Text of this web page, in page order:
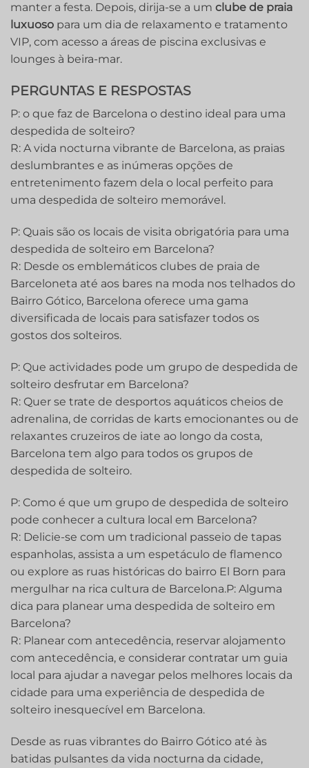
manter a festa. Depois, dirija-se a um clube de praia
luxuoso para um dia de relaxamento e tratamento
VIP, com acesso a áreas de piscina exclusivas e
lounges à beira-mar.
PERGUNTAS E RESPOSTAS
P: o que faz de Barcelona o destino ideal para uma
despedida de solteiro?
R: A vida nocturna vibrante de Barcelona, as praias
deslumbrantes e as inúmeras opções de
entretenimento fazem dela o local perfeito para
uma despedida de solteiro memorável.
P: Quais são os locais de visita obrigatória para uma
despedida de solteiro em Barcelona?
R: Desde os emblemáticos clubes de praia de
Barceloneta até aos bares na moda nos telhados do
Bairro Gótico, Barcelona oferece uma gama
diversificada de locais para satisfazer todos os
gostos dos solteiros.
P: Que actividades pode um grupo de despedida de
solteiro desfrutar em Barcelona?
R: Quer se trate de desportos aquáticos cheios de
adrenalina, de corridas de karts emocionantes ou de
relaxantes cruzeiros de iate ao longo da costa,
Barcelona tem algo para todos os grupos de
despedida de solteiro.
P: Como é que um grupo de despedida de solteiro
pode conhecer a cultura local em Barcelona?
R: Delicie-se com um tradicional passeio de tapas
espanholas, assista a um espetáculo de flamenco
ou explore as ruas históricas do bairro El Born para
mergulhar na rica cultura de Barcelona.P: Alguma
dica para planear uma despedida de solteiro em
Barcelona?
R: Planear com antecedência, reservar alojamento
com antecedência, e considerar ‍contratar um guia
local para ajudar a navegar pelos melhores locais da
cidade para uma experiência de despedida de
solteiro inesquecível em Barcelona.
Desde as ruas vibrantes do Bairro Gótico até às
batidas pulsantes da vida nocturna da cidade,